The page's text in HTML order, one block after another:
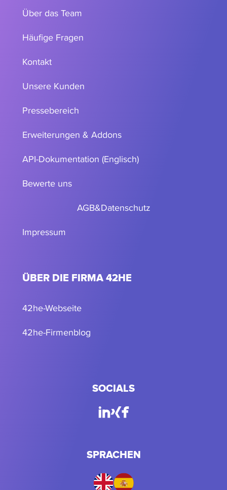
Über das Team
Häufige Fragen
Kontakt
Unsere Kunden
Pressebereich
Erweiterungen & Addons
API-Dokumentation (Englisch)
Bewerte uns
AGB&Datenschutz
Impressum
ÜBER DIE FIRMA 42HE
42he-Webseite
42he-Firmenblog
SOCIALS
SPRACHEN